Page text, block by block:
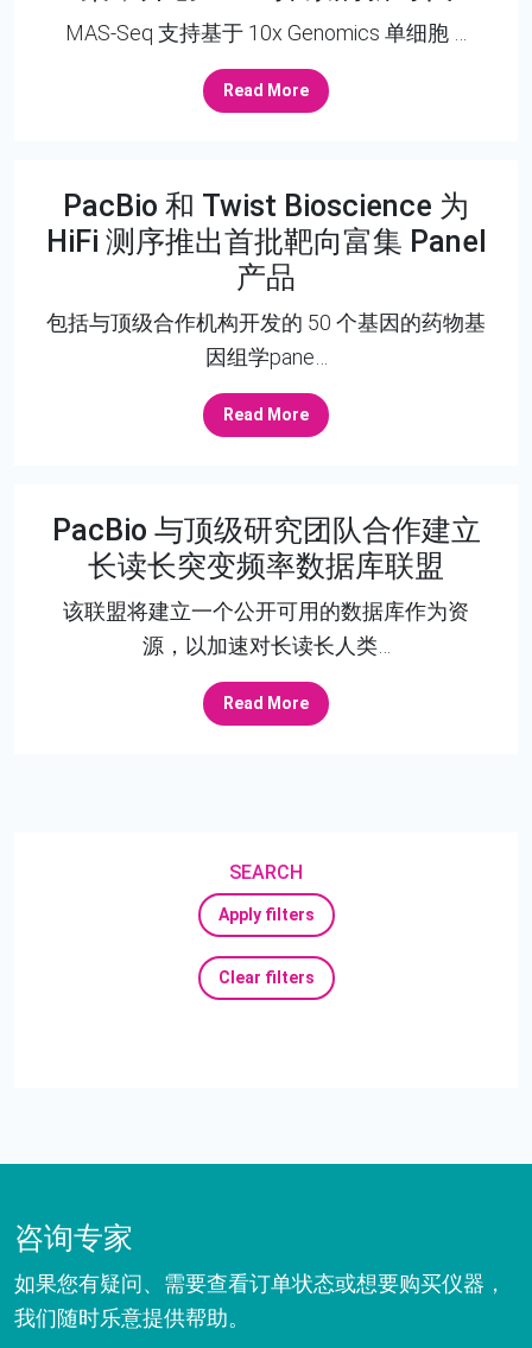
MAS-Seq 支持基于 10x Genomics 单细胞 …
Read More
PacBio 和 Twist Bioscience 为
HiFi 测序推出首批靶向富集 Panel
产品
包括与顶级合作机构开发的 50 个基因的药物基
因组学pane…
Read More
PacBio 与顶级研究团队合作建立
长读长突变频率数据库联盟
该联盟将建立一个公开可用的数据库作为资
源，以加速对长读长人类…
Read More
SEARCH
Apply filters
Clear filters
咨询专家
如果您有疑问、需要查看订单状态或想要购买仪器，
我们随时乐意提供帮助。